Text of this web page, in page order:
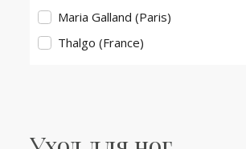
Maria Galland (Paris)
Thalgo (France)